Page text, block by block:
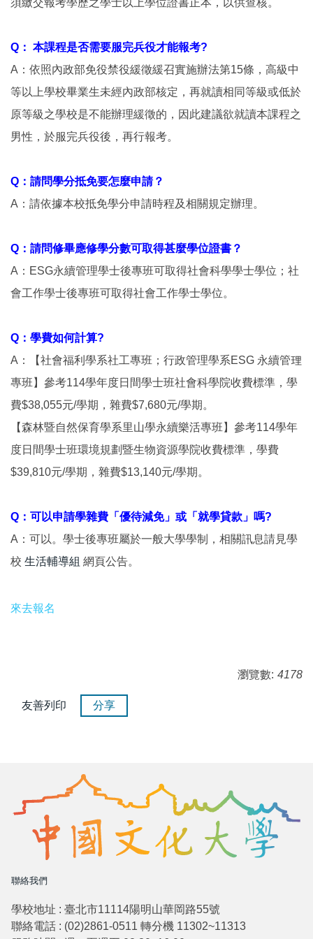
Q： 本課程是否需要服完兵役才能報考?
A：依照內政部免役禁役緩徵緩召實施辦法第15條，高級中
等以上學校畢業生未經內政部核定，再就讀相同等級或低於
原等級之學校是不能辦理緩徵的，因此建議欲就讀本課程之
男性，於服完兵役後，再行報考。
Q：請問學分抵免要怎麼申請？
A：請依據本校抵免學分申請時程及相關規定辦理。
Q：請問修畢應修學分數可取得甚麼學位證書？
A：ESG永續管理學士後專班可取得社會科學學士學位；社
會工作學士後專班可取得社會工作學士學位。
Q：學費如何計算?
A：【社會福利學系社工專班；行政管理學系ESG 永續管理
專班】參考114學年度日間學士班社會科學院收費標準，學
費$38,055元/學期，雜費$7,680元/學期。
【森林暨自然保育學系里山學永續樂活專班】參考114學年
度日間學士班環境規劃暨生物資源學院收費標準，學費
$39,810元/學期，雜費$13,140元/學期。
Q：可以申請學雜費「優待減免」或「就學貸款」嗎?
A：可以。學士後專班屬於一般大學學制，相關訊息請見學
校 生活輔導組 網頁公告。
來去報名
瀏覽數: 4178
友善列印 分享
聯絡我們
學校地址 : 臺北市11114陽明山華岡路55號
聯絡電話 : (02)2861-0511 轉分機 11302~11313